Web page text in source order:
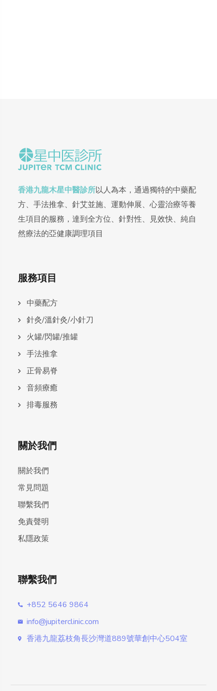
香港九龍木星中醫診所以人為本，通過獨特的中藥配
方、手法推拿、針艾並施、運動伸展、心靈治療等養
生項目的服務，達到全方位、針對性、見效快、純自
然療法的亞健康調理項目
服務項目
中藥配方
針灸/溫針灸/小針刀
火罐/閃罐/推罐
手法推拿
正骨易脊
⾳頻療癒
排毒服務
關於我們
關於我們
常見問題
聯繫我們
免責聲明
私隱政策
聯繫我們
+852 5646 9864
info@jupiterclinic.com
香港九龍荔枝角長沙灣道889號華創中心504室